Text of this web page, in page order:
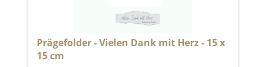
Prägefolder - Vielen Dank mit Herz - 15 x
15 cm